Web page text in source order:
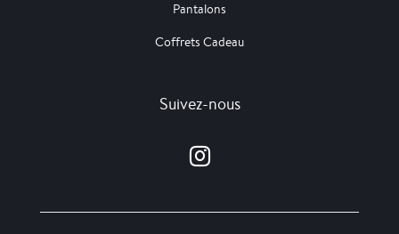
Pantalons
Coffrets Cadeau
Suivez-nous